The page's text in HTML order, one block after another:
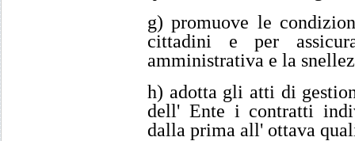
g) promuove le
cittadini e per
amministrativa e la
h) adotta gli atti di
dell' Ente i contratti
dalla prima all' ottava